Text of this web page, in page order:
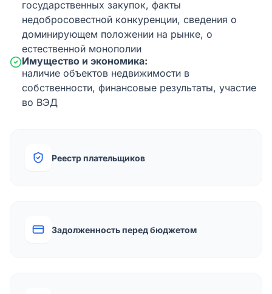
государственных закупок, факты
недобросовестной конкуренции, сведения о
доминирующем положении на рынке, о
естественной монополии
Имущество и экономика:
наличие объектов недвижимости в
собственности, финансовые результаты, участие
во ВЭД
Реестр плательщиков
Задолженность перед бюджетом